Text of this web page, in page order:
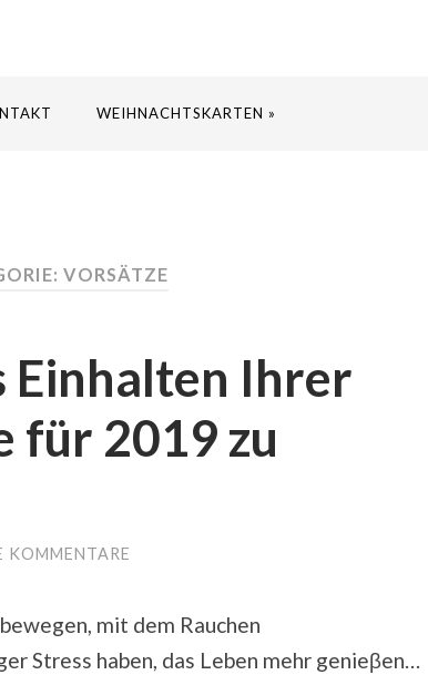
WEIHNACHTSKARTEN »
VORSÄTZE
Einhalten Ihrer
für 2019 zu
KOMMENTARE
mit dem Rauchen
Stress haben, das Leben mehr genieβen…